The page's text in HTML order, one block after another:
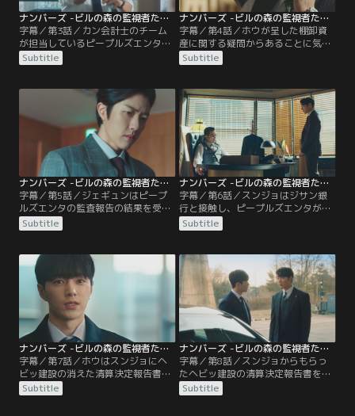
ナンバーズ -ビルの森の監視者たち- 第03話／字幕
字幕／第3話／カン会計士のチーム
が担当しているピープルズエンタの
監査報告直前、重要な書類がそろっ
ていないという問題が発生する。そ
類の回収を志願し、金融機関へと出
向く。そして、ホウが見事に書類を
回収すると、カン会計士のチームに
配属されることになり…。
Subtitle
ナンバーズ -ビルの森の監視者たち- 第04話／字幕
字幕／第4話／ホウが呈した棚卸資
産に関する疑問からあることに気づ
いたカン会計士は、ピープルズエン
タに向かう。そこで副代表ジェギュ
代表に適正意見は出せないと言い渡
す。それを知ったジェギュンは、カ
ン会計士を呼び出して適正意見を出
すよう脅迫するが…。
Subtitle
ナンバーズ -ビルの森の監視者たち- 第05話／字幕
字幕／第5話／ジェギュンはピープ
ルズエンタの監査報告の結果を受
け、カン会計士のチームに責任を取
らせようと、ヒョンウにあることを
に正当性を持たせるため、ピープル
ズエンタの偽の理事会議事録をチー
ム員たちが作るように仕向けるとい
うもので…。
Subtitle
ナンバーズ -ビルの森の監視者たち- 第06話／字幕
字幕／第6話／スンジョはジサン銀
行と接触し、ピープルズエンタが売
却する不良債権の内容を変えてしま
う。それを知ったジェギュンは憤慨
プのイ会長の弟に関する情報を聞
き、新たな計画を企てる。そんな
中、スンジョはホウを自分のチーム
に引き込むことにするが…。
Subtitle
ナンバーズ -ビルの森の監視者たち- 第07話／字幕
字幕／第7話／ホウはスンジョにヘ
ビッ建設の消えた清算決定報告書が
どこにあるのか問い詰める。する
と、スンジョはホウにヘビッ建設の
Subtitle
ナンバーズ -ビルの森の監視者たち- 第08話／字幕
字幕／第8話／スンジョからもらっ
たヘビッ建設の清算決定報告書を見
たホウは、報告書は2つあり、その
内容は正反対の結果であったと気づ
Subtitle